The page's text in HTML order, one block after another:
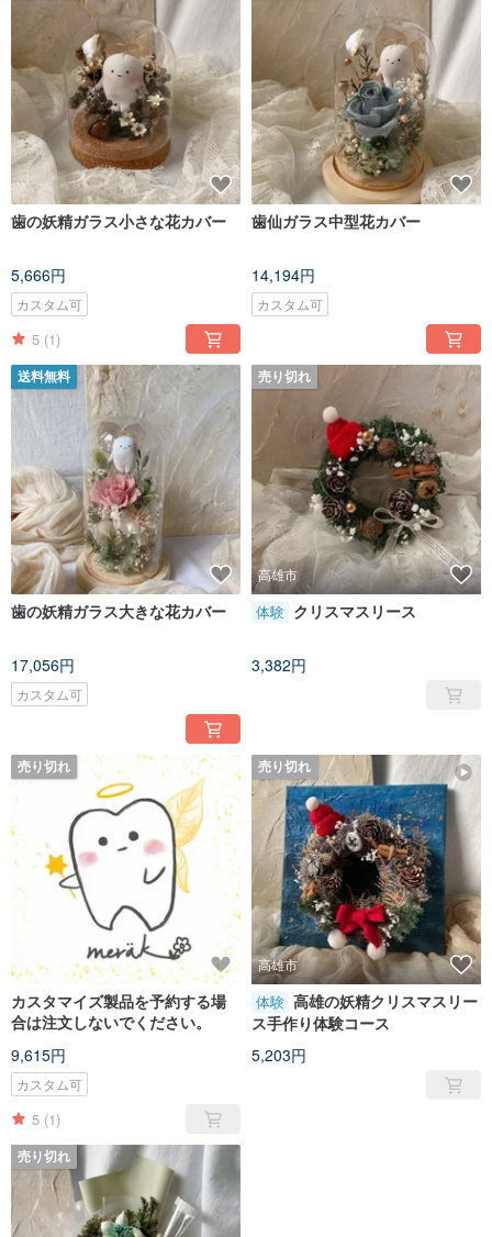
歯の妖精ガラス小さな花カバー
5,666円
カスタム可
5 (1)
歯仙ガラス中型花カバー
14,194円
カスタム可
送料無料
歯の妖精ガラス大きな花カバー
17,056円
カスタム可
売り切れ
高雄市
体験 クリスマスリース
3,382円
売り切れ
カスタマイズ製品を予約する場
合は注文しないでください。
9,615円
カスタム可
5 (1)
売り切れ
高雄市
体験 高雄の妖精クリスマスリー
ス手作り体験コース
5,203円
売り切れ